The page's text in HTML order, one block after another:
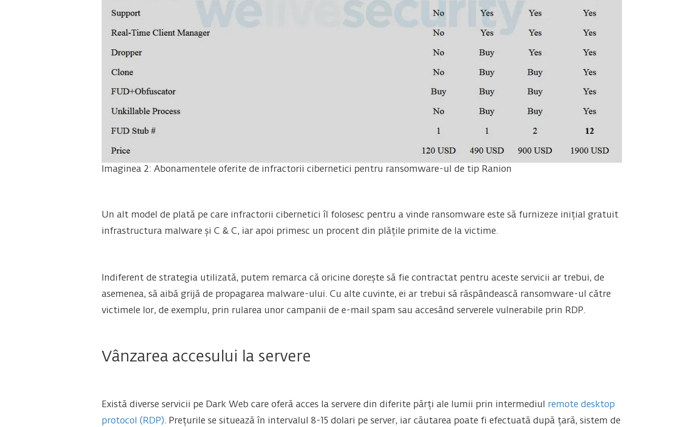
Imaginea 2: Abonamentele oferite de infractorii cibernetici pentru ransomware-ul de tip Ranion
Un alt model de plată pe care infractorii cibernetici îl folosesc pentru a vinde ransomware este să furnizeze inițial gratuit
infrastructura malware și C & C, iar apoi primesc un procent din plățile primite de la victime.
Indiferent de strategia utilizată, putem remarca că oricine dorește să fie contractat pentru aceste servicii ar trebui, de
asemenea, să aibă grijă de propagarea malware-ului. Cu alte cuvinte, ei ar trebui să răspândească ransomware-ul către
victimele lor, de exemplu, prin rularea unor campanii de e-mail spam sau accesând serverele vulnerabile prin RDP.
Vânzarea accesului la servere
Există diverse servicii pe Dark Web care oferă acces la servere din diferite părți ale lumii prin intermediul remote desktop
protocol (RDP). Prețurile se situează în intervalul 8-15 dolari pe server, iar căutarea poate fi efectuată după țară, sistem de